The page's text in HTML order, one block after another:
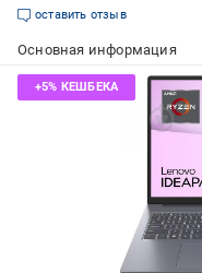
оставить отзыв
Основная информация